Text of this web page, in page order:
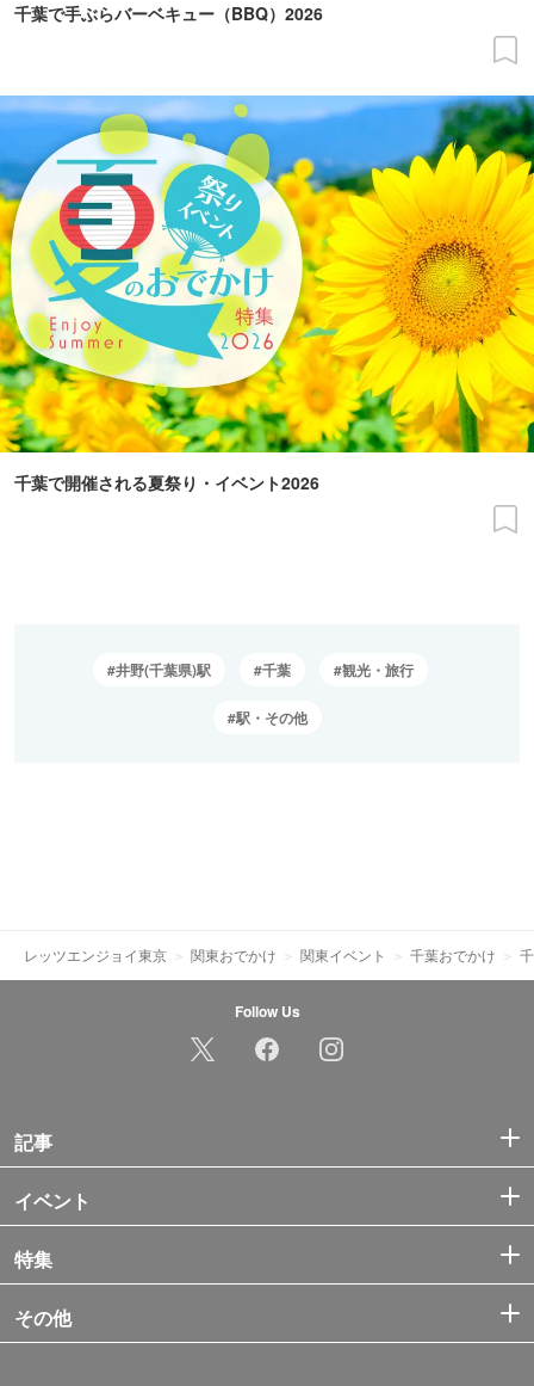
千葉で手ぶらバーベキュー（BBQ）2026
千葉で開催される夏祭り・イベント2026
井野(千葉県)駅 千葉 観光・旅行
駅・その他
レッツエンジョイ東京 関東おでかけ 関東イベント 千葉おでかけ
Follow Us
記事
イベント
特集
その他